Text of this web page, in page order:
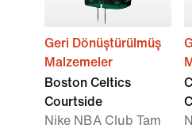
Geri Dönüştürülmüş
Malzemeler
Boston Celtics
Courtside
Nike NBA Club Tam